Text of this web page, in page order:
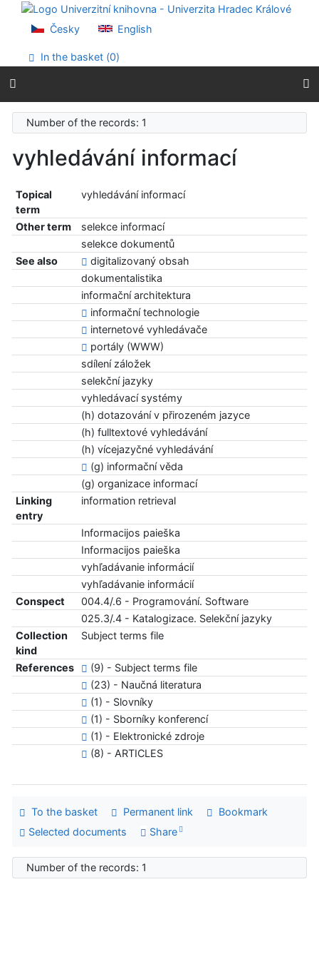
Go to content
Go to menu
Accessibility declaration
Česky English
In the basket (0)
Number of the records: 1
vyhledávání informací
Topical
term
vyhledávání informací
Other term
selekce informací
selekce dokumentů
See also
digitalizovaný obsah
dokumentalistika
informační architektura
informační technologie
internetové vyhledávače
portály (WWW)
sdílení záložek
selekční jazyky
vyhledávací systémy
(h) dotazování v přirozeném jazyce
(h) fulltextové vyhledávání
(h) vícejazyčné vyhledávání
(g) informační věda
(g) organizace informací
Linking
entry
information retrieval
Informacijos paieška
Informacijos paieška
vyhľadávanie informácií
vyhľadávanie informácií
Conspect
004.4/.6 - Programování. Software
025.3/.4 - Katalogizace. Selekční jazyky
Collection
kind
Subject terms file
References
(9) - Subject terms file
(23) - Naučná literatura
(1) - Slovníky
(1) - Sborníky konferencí
(1) - Elektronické zdroje
(8) - ARTICLES
To the basket Permanent link
Bookmark
Selected documents
Share
Number of the records: 1